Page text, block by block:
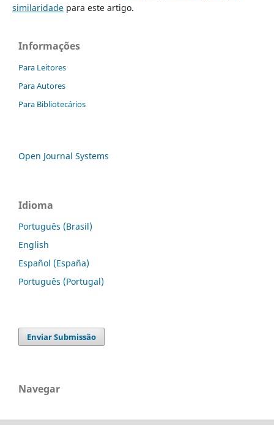
similaridadepara este artigo.
Informações
Para Leitores
Para Autores
Para Bibliotecários
Open Journal Systems
Idioma
Português (Brasil)
English
Español (España)
Português (Portugal)
Enviar Submissão
Navegar